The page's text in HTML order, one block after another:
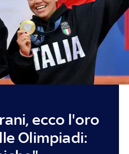
ecco l'oro
Olimpiadi: